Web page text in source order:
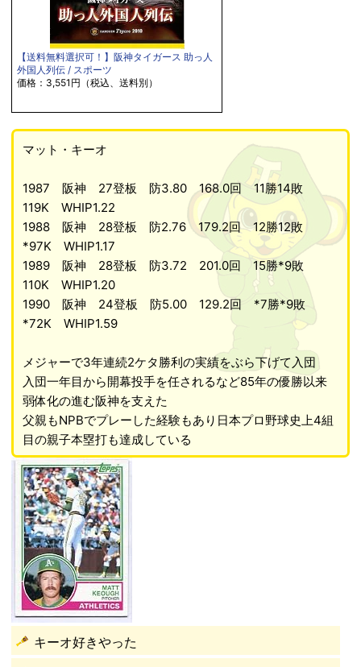
【送料無料選択可！】阪神タイガース 助っ人
外国人列伝 / スポーツ
価格：3,551円（税込、送料別）
マット・キーオ
1987 阪神 27登板 防3.80 168.0回 11勝14敗
119K WHIP1.22
1988 阪神 28登板 防2.76 179.2回 12勝12敗
*97K WHIP1.17
1989 阪神 28登板 防3.72 201.0回 15勝*9敗
110K WHIP1.20
1990 阪神 24登板 防5.00 129.2回 *7勝*9敗
*72K WHIP1.59
メジャーで3年連続2ケタ勝利の実績をぶら下げて入団
入団一年目から開幕投手を任されるなど85年の優勝以来
弱体化の進む阪神を支えた
父親もNPBでプレーした経験もあり日本プロ野球史上4組
目の親子本塁打も達成している
キーオ好きやった